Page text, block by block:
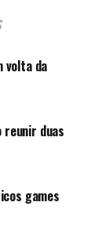
volta da
reunir duas
games